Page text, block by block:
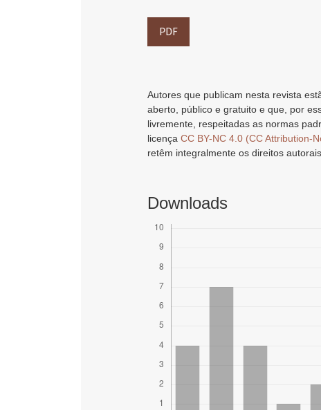
PDF
Autores que publicam nesta revista
aberto, público e gratuito e que, por
livremente, respeitadas as normas
licença CC BY-NC 4.0 (CC Attribution-
retêm integralmente os direitos
Downloads